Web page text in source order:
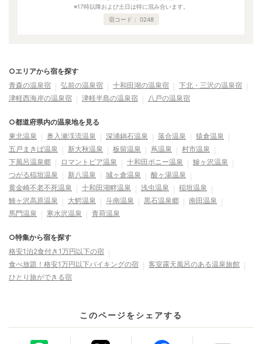
※17時以降および土日は特に混み合います。
宿コード： 0248
○エリアから宿を探す
青森の温泉宿
弘前の温泉宿 十和田湖の温泉宿
下北・三沢の温泉宿
津軽西海岸の温泉宿
津軽半島の温泉宿 八戸の温泉宿
○都道府県内の温泉地を見る
東北温泉
奥入瀬渓流温泉 深浦鍋石温泉 落合温泉
猿倉温泉
五戸まきば温泉
新大秋温泉 板留温泉 蔦温泉
村市温泉
下風呂温泉郷
ロマントピア温泉 十和田ポニー温泉
鰺ヶ沢温泉
つがる稲垣温泉
新八温泉 城ヶ倉温泉
酸ヶ湯温泉
黄金崎不老不死温泉
十和田湖畔温泉 浅虫温泉
稲垣温泉
鯵ヶ沢高原温泉
大鰐温泉 斗南温泉 黒石温泉郷
南田温泉
馬門温泉
寒水沢温泉 青荷温泉
○特集から宿を探す
格安1泊2食付き1万円以下の宿
食べ放題！格安1万円以下バイキングの宿
客室露天風呂のある温泉旅館
ひとり旅ができる宿
このページをシェアする